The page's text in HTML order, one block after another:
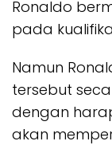
Ronaldo
pada
Namun
tersebut
dengan
akan